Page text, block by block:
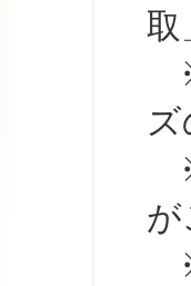
取
※
※
が
※